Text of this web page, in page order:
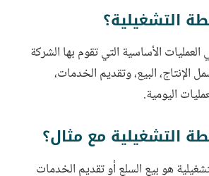
التشغيلية؟
الأساسية التي تقوم بها الشركة
الإنتاج، البيع، وتقديم الخدمات،
اليومية.
التشغيلية مع مثال؟
هو بيع السلع أو تقديم الخدمات